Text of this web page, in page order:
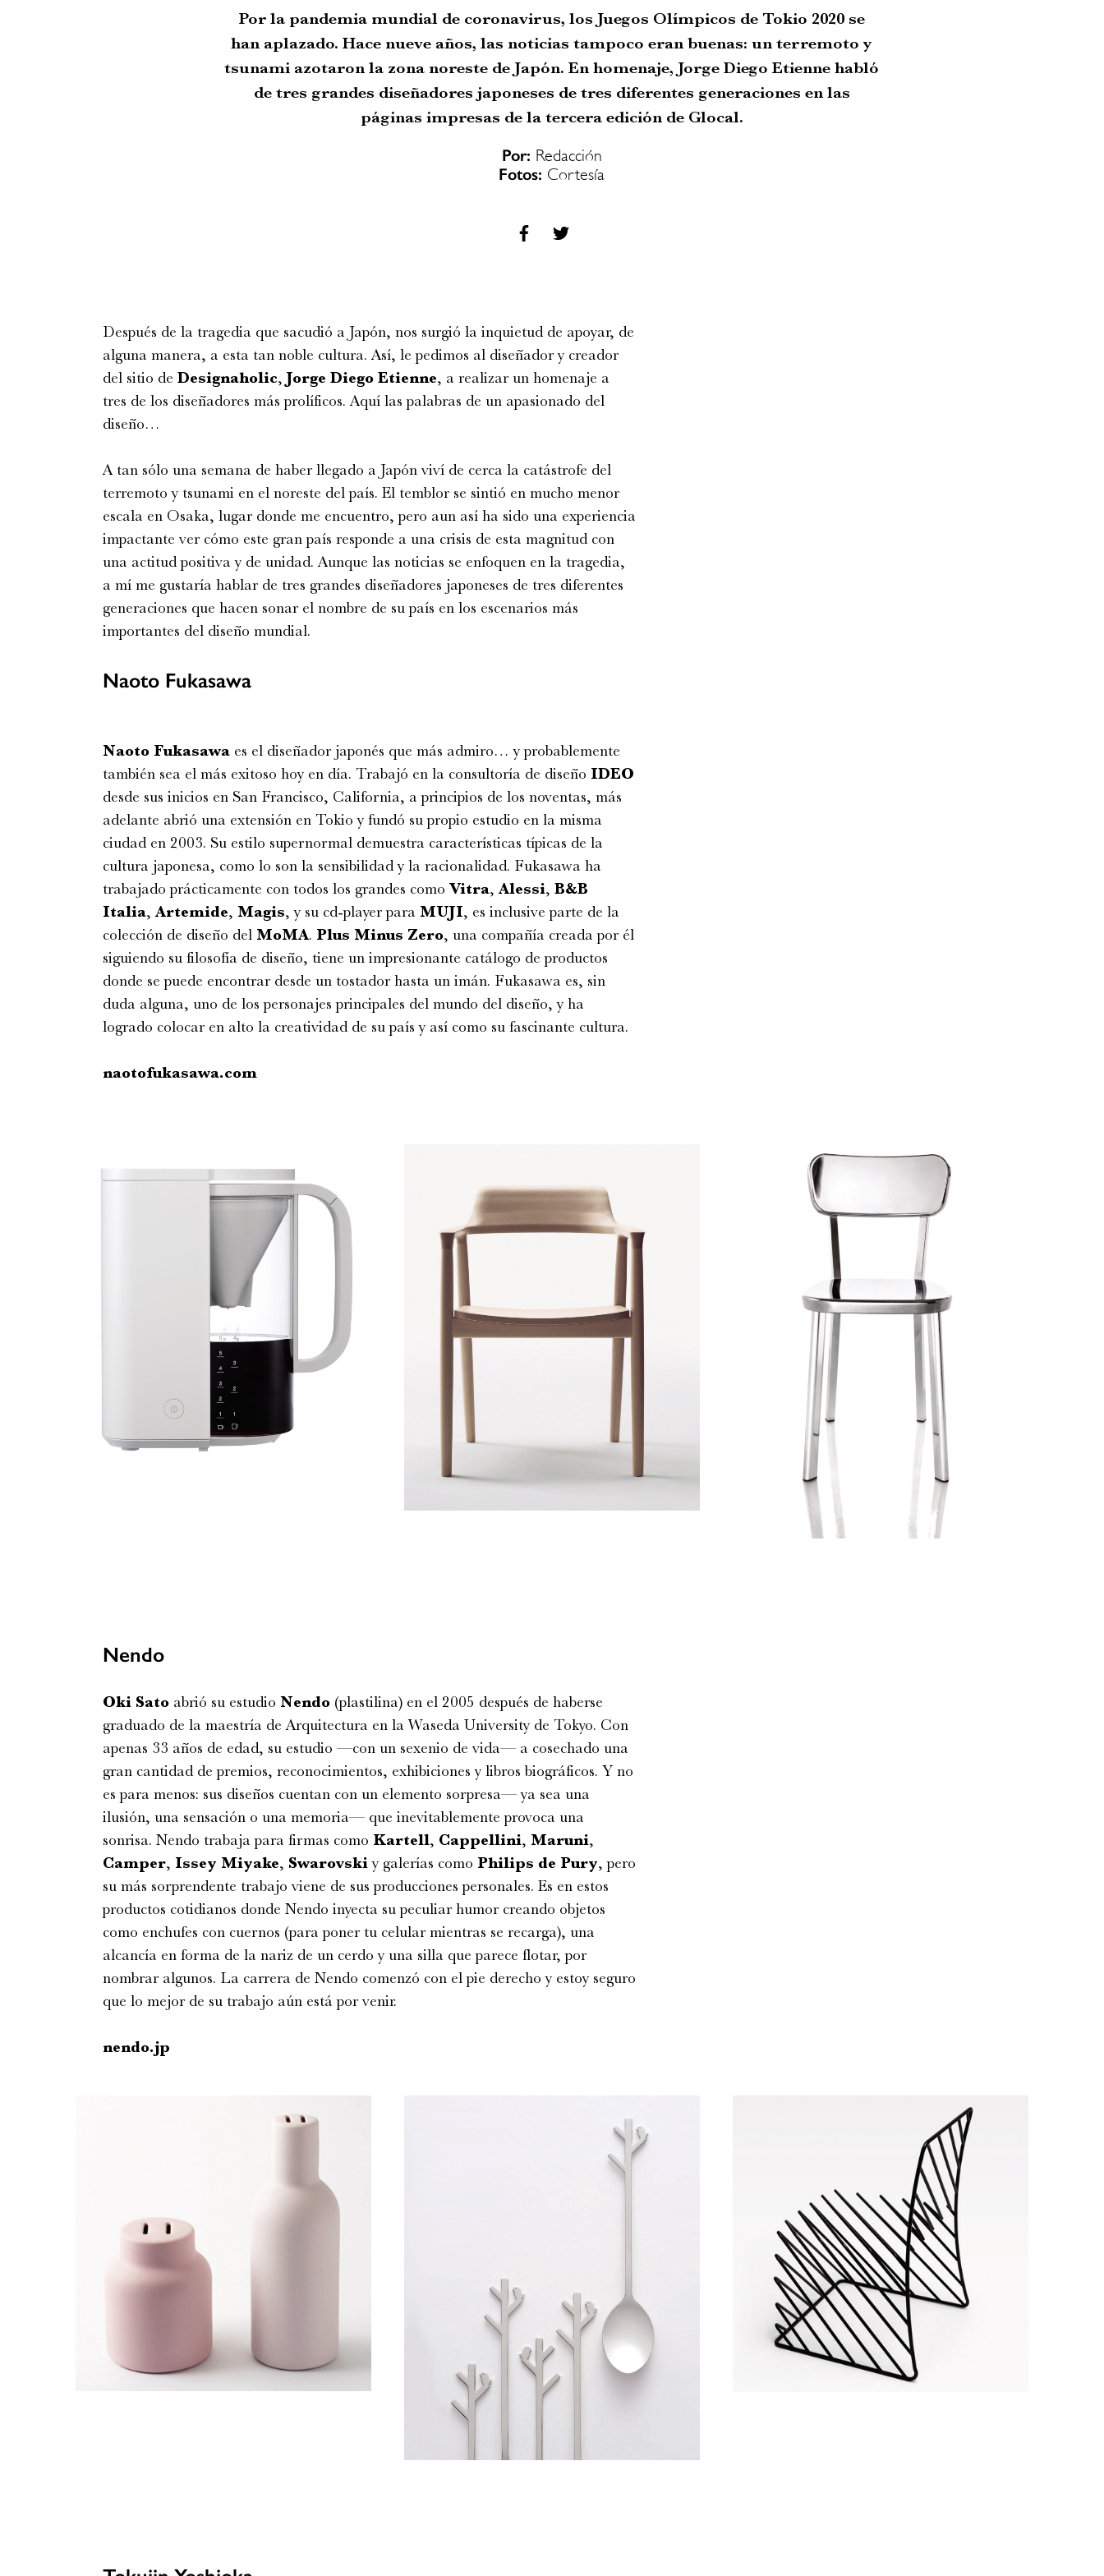
Por la pandemia mundial de coronavirus, los Juegos Olímpicos de Tokio 2020 se
han aplazado. Hace nueve años, las noticias tampoco eran buenas: un terremoto y
tsunami azotaron la zona noreste de Japón. En homenaje, Jorge Diego Etienne habló
de tres grandes diseñadores japoneses de tres diferentes generaciones en las
páginas impresas de la tercera edición de Glocal.
Por: Redacción
Fotos: Cortesía
Después de la tragedia que sacudió a Japón, nos surgió la inquietud de apoyar, de
alguna manera, a esta tan noble cultura. Así, le pedimos al diseñador y creador
del sitio de Designaholic, Jorge Diego Etienne, a realizar un homenaje a
tres de los diseñadores más prolíficos. Aquí las palabras de un apasionado del
diseño…
A tan sólo una semana de haber llegado a Japón viví de cerca la catástrofe del
terremoto y tsunami en el noreste del país. El temblor se sintió en mucho menor
escala en Osaka, lugar donde me encuentro, pero aun así ha sido una experiencia
impactante ver cómo este gran país responde a una crisis de esta magnitud con
una actitud positiva y de unidad. Aunque las noticias se enfoquen en la tragedia,
a mí me gustaría hablar de tres grandes diseñadores japoneses de tres diferentes
generaciones que hacen sonar el nombre de su país en los escenarios más
importantes del diseño mundial.
Naoto Fukasawa
Naoto Fukasawa es el diseñador japonés que más admiro… y probablemente
también sea el más exitoso hoy en día. Trabajó en la consultoría de diseño IDEO
desde sus inicios en San Francisco, California, a principios de los noventas, más
adelante abrió una extensión en Tokio y fundó su propio estudio en la misma
ciudad en 2003. Su estilo supernormal demuestra características típicas de la
cultura japonesa, como lo son la sensibilidad y la racionalidad. Fukasawa ha
trabajado prácticamente con todos los grandes como Vitra, Alessi, B&B
Italia, Artemide, Magis, y su cd-player para MUJI, es inclusive parte de la
colección de diseño del MoMA. Plus Minus Zero, una compañía creada por él
siguiendo su filosofía de diseño, tiene un impresionante catálogo de productos
donde se puede encontrar desde un tostador hasta un imán. Fukasawa es, sin
duda alguna, uno de los personajes principales del mundo del diseño, y ha
logrado colocar en alto la creatividad de su país y así como su fascinante cultura.
naotofukasawa.com
Nendo
Oki Sato abrió su estudio Nendo (plastilina) en el 2005 después de haberse
graduado de la maestría de Arquitectura en la Waseda University de Tokyo. Con
apenas 33 años de edad, su estudio —con un sexenio de vida— a cosechado una
gran cantidad de premios, reconocimientos, exhibiciones y libros biográficos. Y no
es para menos: sus diseños cuentan con un elemento sorpresa— ya sea una
ilusión, una sensación o una memoria— que inevitablemente provoca una
sonrisa. Nendo trabaja para firmas como Kartell, Cappellini, Maruni,
Camper, Issey Miyake, Swarovskiy galerías como Philips de Pury, pero
su más sorprendente trabajo viene de sus producciones personales. Es en estos
productos cotidianos donde Nendo inyecta su peculiar humor creando objetos
como enchufes con cuernos (para poner tu celular mientras se recarga), una
alcancía en forma de la nariz de un cerdo y una silla que parece flotar, por
nombrar algunos. La carrera de Nendo comenzó con el pie derecho y estoy seguro
que lo mejor de su trabajo aún está por venir.
nendo.jp